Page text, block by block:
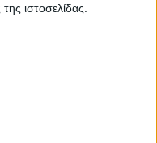
ιστοσελίδας.
στην Καρδίτσα (φωτο)